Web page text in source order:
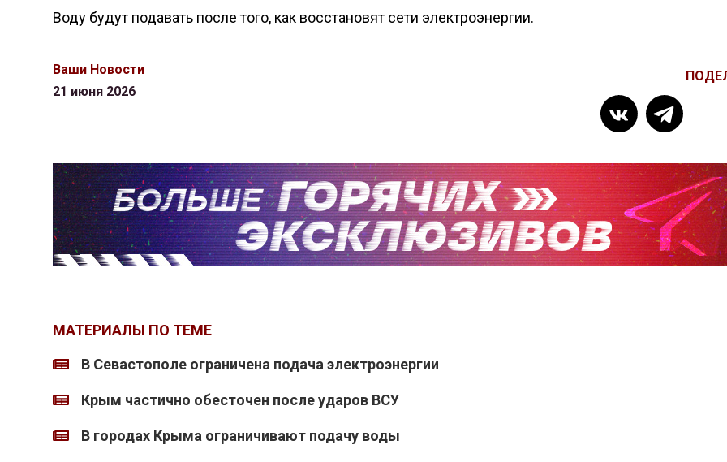
Воду будут подавать после того, как восстановят сети электроэнергии.
Ваши Новости
21 июня 2026
МАТЕРИАЛЫ ПО ТЕМЕ
В Севастополе ограничена подача электроэнергии
Крым частично обесточен после ударов ВСУ
В городах Крыма ограничивают подачу воды